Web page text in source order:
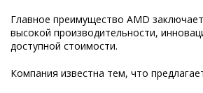
Главное преимущество AMD
высокой производительности,
доступной стоимости.
Компания известна тем, что